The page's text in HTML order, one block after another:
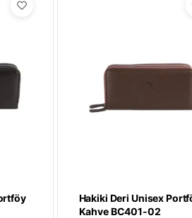
Hakiki Deri Unisex
Kahve BC401-02